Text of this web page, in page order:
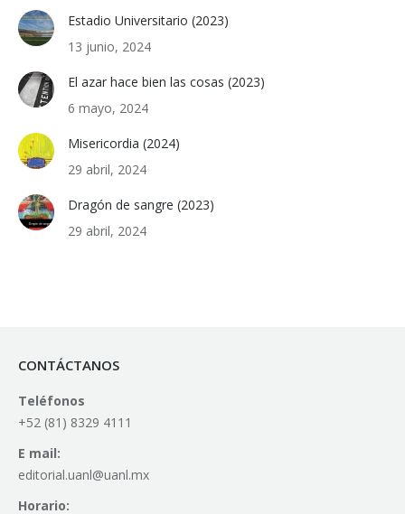
Estadio Universitario (2023)
13 junio, 2024
El azar hace bien las cosas (2023)
6 mayo, 2024
Misericordia (2024)
29 abril, 2024
Dragón de sangre (2023)
29 abril, 2024
CONTÁCTANOS
Teléfonos
+52 (81) 8329 4111
E mail:
editorial.uanl@uanl.mx
Horario: